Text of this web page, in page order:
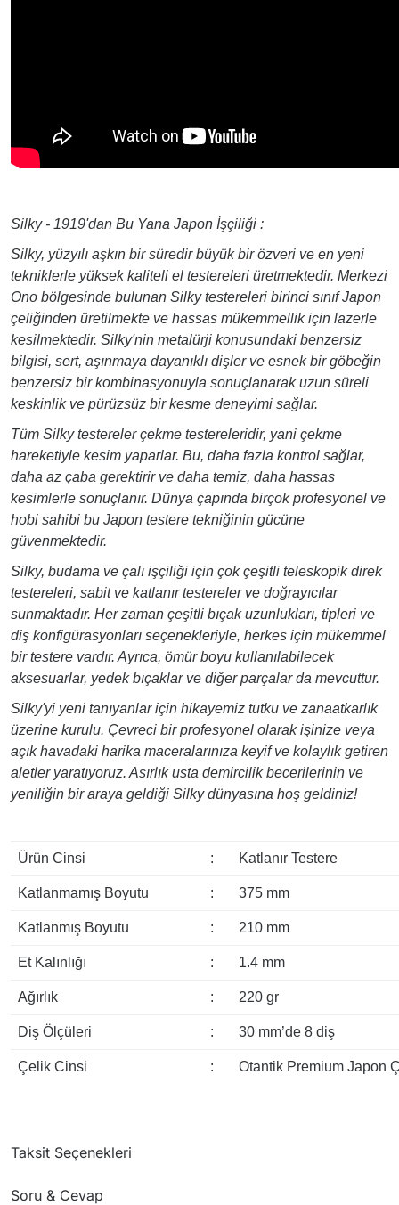
Silky - 1919'dan Bu Yana Japon İşçiliği :
Silky, yüzyılı aşkın bir süredir büyük bir özveri ve en yeni
tekniklerle yüksek kaliteli el testereleri üretmektedir. Merkezi
Ono bölgesinde bulunan Silky testereleri birinci sınıf Japon
çeliğinden üretilmekte ve hassas mükemmellik için lazerle
kesilmektedir. Silky'nin metalürji konusundaki benzersiz
bilgisi, sert, aşınmaya dayanıklı dişler ve esnek bir göbeğin
benzersiz bir kombinasyonuyla sonuçlanarak uzun süreli
keskinlik ve pürüzsüz bir kesme deneyimi sağlar.
Tüm Silky testereler çekme testereleridir, yani çekme
hareketiyle kesim yaparlar. Bu, daha fazla kontrol sağlar,
daha az çaba gerektirir ve daha temiz, daha hassas
kesimlerle sonuçlanır. Dünya çapında birçok profesyonel ve
hobi sahibi bu Japon testere tekniğinin gücüne
güvenmektedir.
Silky, budama ve çalı işçiliği için çok çeşitli teleskopik direk
testereleri, sabit ve katlanır testereler ve doğrayıcılar
sunmaktadır. Her zaman çeşitli bıçak uzunlukları, tipleri ve
diş konfigürasyonları seçenekleriyle, herkes için mükemmel
bir testere vardır. Ayrıca, ömür boyu kullanılabilecek
aksesuarlar, yedek bıçaklar ve diğer parçalar da mevcuttur.
Silky'yi yeni tanıyanlar için hikayemiz tutku ve zanaatkarlık
üzerine kurulu. Çevreci bir profesyonel olarak işinize veya
açık havadaki harika maceralarınıza keyif ve kolaylık getiren
aletler yaratıyoruz. Asırlık usta demircilik becerilerinin ve
yeniliğin bir araya geldiği Silky dünyasına hoş geldiniz!
Ürün Cinsi : Katlanır Testere
Katlanmamış Boyutu : 375 mm
Katlanmış Boyutu : 210 mm
Et Kalınlığı : 1.4 mm
Ağırlık : 220 gr
Diş Ölçüleri : 30 mm’de 8 diş
Çelik Cinsi : Otantik Premium Japon
Taksit Seçenekleri
Soru & Cevap